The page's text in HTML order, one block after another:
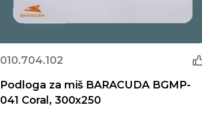
010.704.102
Podloga za miš BARACUDA BGMP-
041 Coral, 300x250